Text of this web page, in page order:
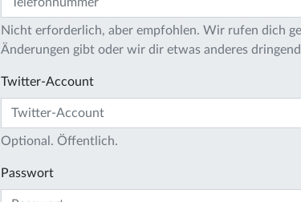
Nicht erforderlich, aber empfohlen. Wir rufen dich
Änderungen gibt oder wir dir etwas anderes
Twitter-Account
Optional. Öffentlich.
Passwort